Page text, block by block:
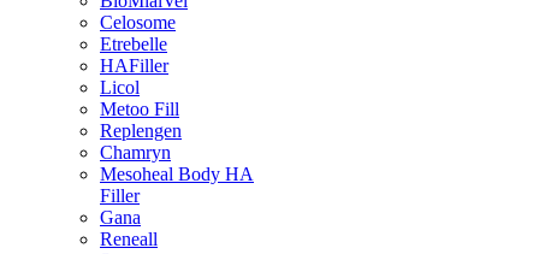
Celosome
Etrebelle
HAFiller
Licol
Metoo Fill
Replengen
Chamryn
Mesoheal Body HA
Filler
Gana
Reneall